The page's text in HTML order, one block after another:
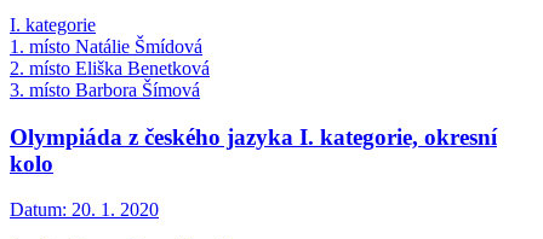
I. kategorie
1. místo Natálie Šmídová
2. místo Eliška Benetková
3. místo Barbora Šímová
Olympiáda z českého jazyka I. kategorie, okresní
kolo
Datum: 20. 1. 2020